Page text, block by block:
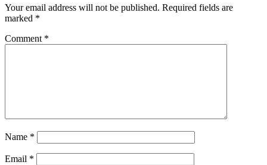
Your email address will not be published. Required fields are
marked *
Comment *
Name *
Email *